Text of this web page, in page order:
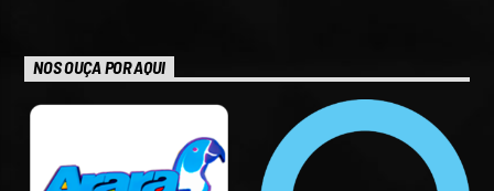
NOS OUÇA POR AQUI